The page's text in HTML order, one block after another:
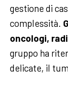
gestione di
complessità.
oncologi,
gruppo ha
delicate, il